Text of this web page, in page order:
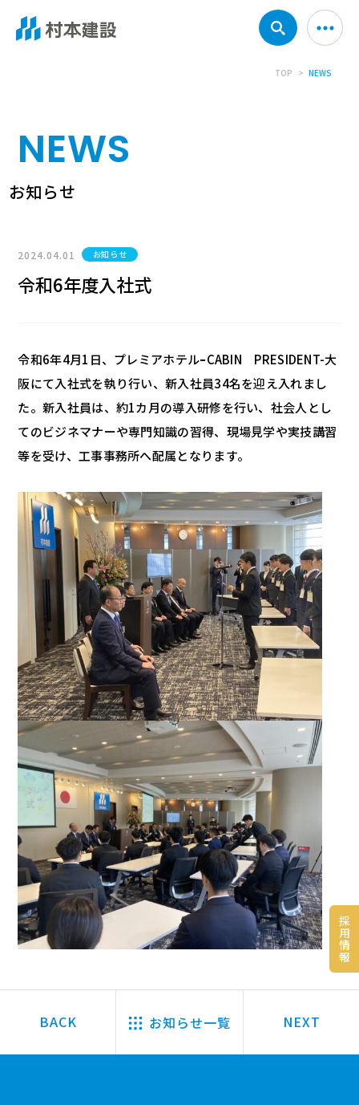
採
用
情
報
TOP NEWS
NEWS
お知らせ
2024.04.01 お知らせ
令和6年度入社式
令和6年4月1日、プレミアホテルｰCABIN PRESIDENT-大
阪にて入社式を執り行い、新入社員34名を迎え入れまし
た。新入社員は、約1カ月の導入研修を行い、社会人とし
てのビジネマナーや専門知識の習得、現場見学や実技講習
等を受け、工事事務所へ配属となります。
お知らせ一覧